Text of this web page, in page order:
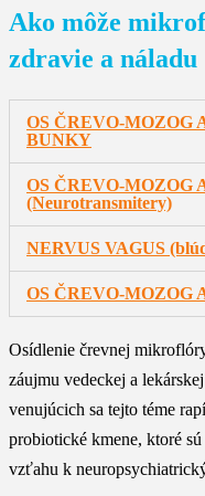
Ako môže
zdravie a náladu
OS ČREVO-MOZOG
BUNKY
OS ČREVO-MOZOG
(Neurotransmitery)
NERVUS VAGUS
OS ČREVO-MOZOG
Osídlenie črevnej
záujmu vedeckej a
venujúcich sa tejto téme
probiotické kmene, ktoré
vzťahu k